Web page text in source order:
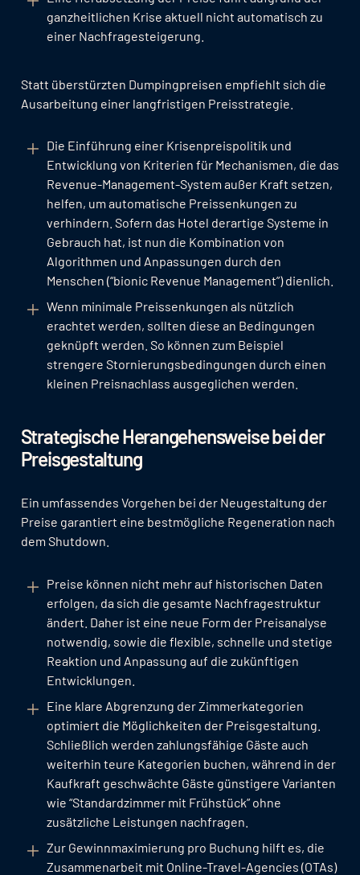
ganzheitlichen Krise aktuell nicht automatisch zu
einer Nachfragesteigerung.
Statt überstürzten Dumpingpreisen empfiehlt sich die
Ausarbeitung einer langfristigen Preisstrategie.
Die Einführung einer Krisenpreispolitik und
Entwicklung von Kriterien für Mechanismen, die das
Revenue-Management-System außer Kraft setzen,
helfen, um automatische Preissenkungen zu
verhindern. Sofern das Hotel derartige Systeme in
Gebrauch hat, ist nun die Kombination von
Algorithmen und Anpassungen durch den
Menschen (“bionic Revenue Management”) dienlich.
Wenn minimale Preissenkungen als nützlich
erachtet werden, sollten diese an Bedingungen
geknüpft werden. So können zum Beispiel
strengere Stornierungsbedingungen durch einen
kleinen Preisnachlass ausgeglichen werden.
Strategische Herangehensweise bei der
Preisgestaltung
Ein umfassendes Vorgehen bei der Neugestaltung der
Preise garantiert eine bestmögliche Regeneration nach
dem Shutdown.
Preise können nicht mehr auf historischen Daten
erfolgen, da sich die gesamte Nachfragestruktur
ändert. Daher ist eine neue Form der Preisanalyse
notwendig, sowie die flexible, schnelle und stetige
Reaktion und Anpassung auf die zukünftigen
Entwicklungen.
Eine klare Abgrenzung der Zimmerkategorien
optimiert die Möglichkeiten der Preisgestaltung.
Schließlich werden zahlungsfähige Gäste auch
weiterhin teure Kategorien buchen, während in der
Kaufkraft geschwächte Gäste günstigere Varianten
wie “Standardzimmer mit Frühstück” ohne
zusätzliche Leistungen nachfragen.
Zur Gewinnmaximierung pro Buchung hilft es, die
Zusammenarbeit mit Online-Travel-Agencies (OTAs)